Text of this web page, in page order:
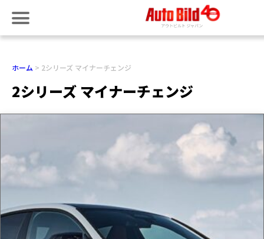
ホーム 2シリーズ マイナーチェンジ
2シリーズ マイナーチェンジ